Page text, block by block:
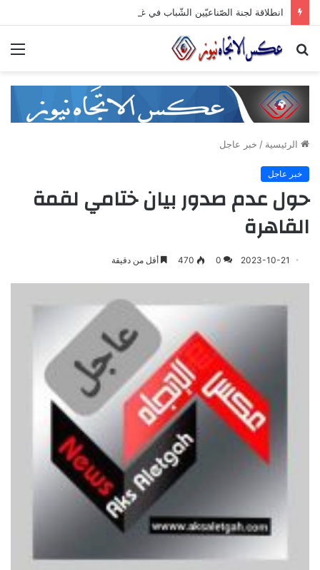
بحث
الرئيسية / خبر عاجل
خبر عاجل
حول عدم صدور بيان ختامي لقمة
القاهرة
2023-10-21
0
470 أقل من دقيقة